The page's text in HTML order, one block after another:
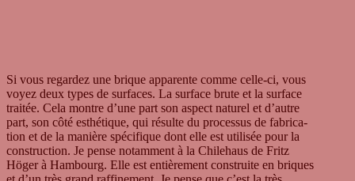
Si vous regar­dez une bri­que appa­rente comme celle-ci, vous
voyez deux types de sur­faces. La sur­face brute et la sur­face
trai­tée. Cela montre d’une part son aspect natu­rel et d’autre
part, son côté esthé­tique, qui résulte du pro­ces­sus de fab­ri­ca­
tion et de la manière spé­ci­fi­que dont elle est uti­li­sée pour la
cons­truc­tion. Je pense notam­ment à la Chi­le­haus de Fritz
Höger à Ham­bourg. Elle est entiè­re­ment con­struite en bri­ques